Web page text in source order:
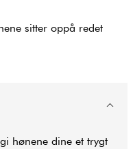
sitter oppå redet
hønene dine et trygt